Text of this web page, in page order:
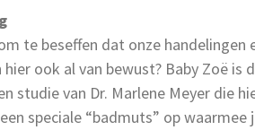
te beseffen dat onze handelingen
ook al van bewust? Baby Zoë is
studie van Dr. Marlene Meyer die
speciale “badmuts” op waarmee